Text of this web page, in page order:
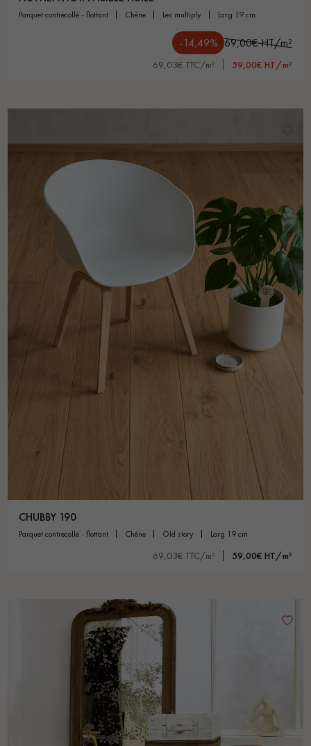
parquet contrecollé - flottant chêne les multiply larg 19 cm
-14,49% 69,00€ HT/m²
69,03€ TTC/m² 59,00€ HT/m²
CHUBBY 190
parquet contrecollé - flottant chêne old story larg 19 cm
69,03€ TTC/m² 59,00€ HT/m²